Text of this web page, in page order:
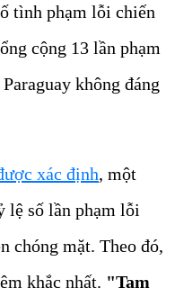
tình phạm lỗi chiến
cộng 13 lần phạm
không đáng
xác định, một
lệ số lần phạm lỗi
chóng mặt. Theo đó,
khắc nhất. "Tam